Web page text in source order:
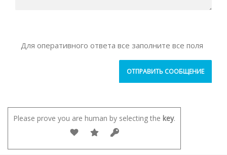
Для оперативного ответа все заполните все поля
Please prove you are human by selecting the key.